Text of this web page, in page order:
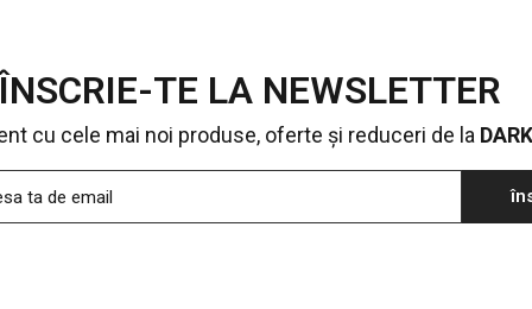
ÎNSCRIE-TE LA NEWSLETTER
cu cele mai noi produse, oferte și reduceri de la
ta de email